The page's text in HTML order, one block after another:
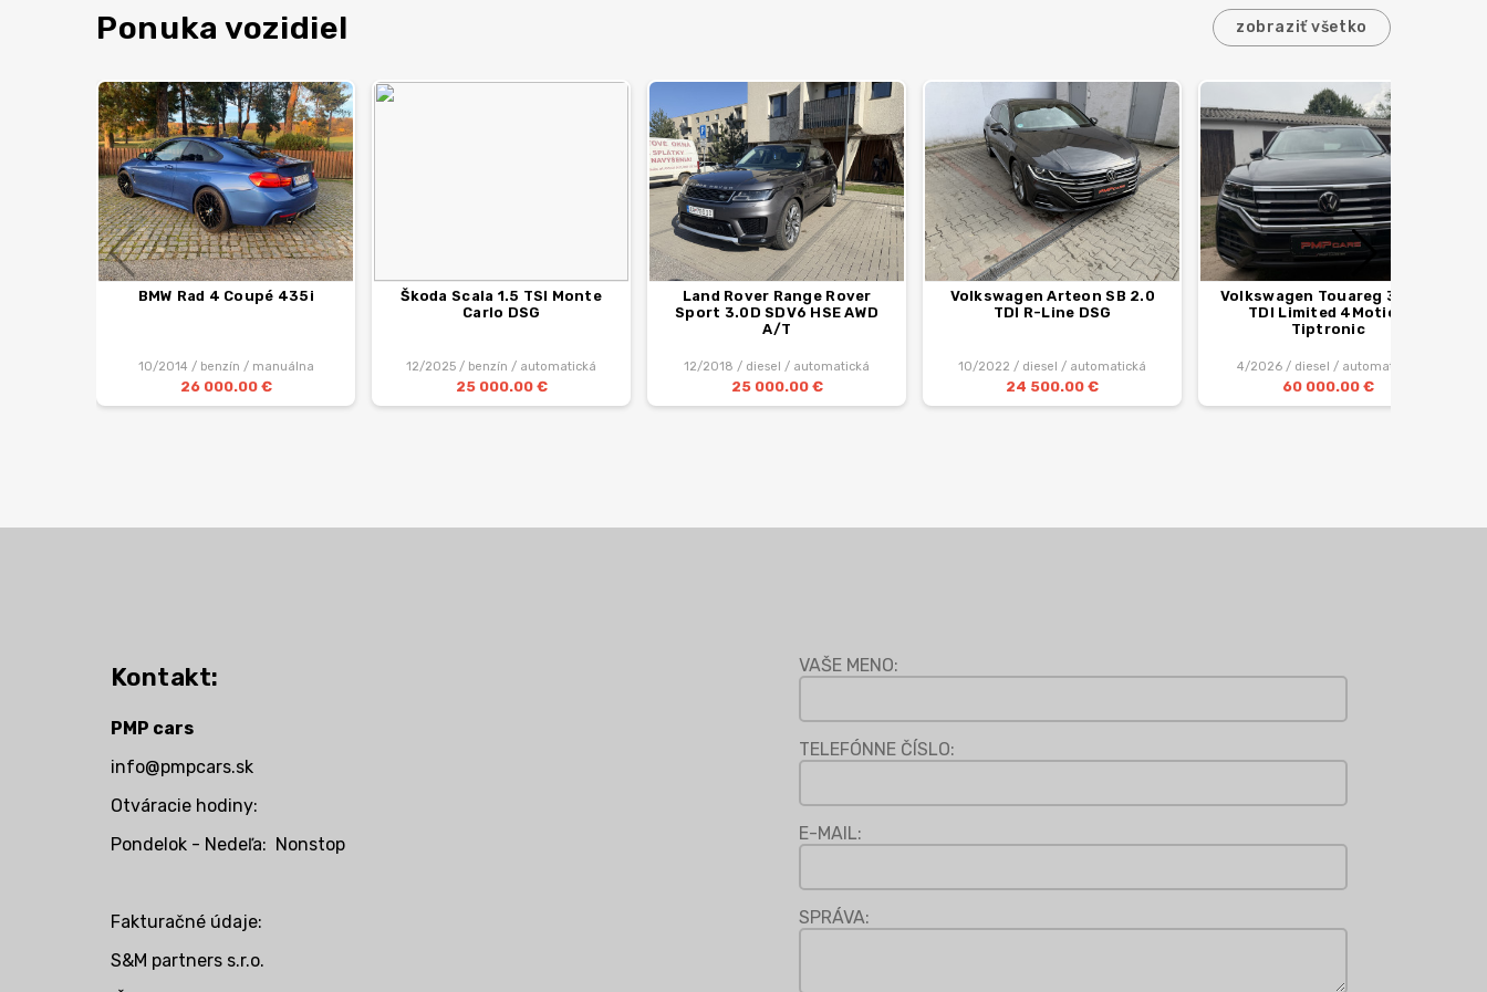
Ponuka vozidiel zobraziť všetko
BMW Rad 4 Coupé 435i
10/2014 / benzín / manuálna
26 000.00 €
Škoda Scala 1.5 TSI Monte
Carlo DSG
12/2025 / benzín / automatická
25 000.00 €
Land Rover Range Rover
Sport 3.0D SDV6 HSE AWD
A/T
12/2018 / diesel / automatická
25 000.00 €
Volkswagen Arteon SB 2.0
TDI R-Line DSG
10/2022 / diesel / automatická
24 500.00 €
Volkswagen Touareg 3.0 V6
TDI Limited 4Motion
Tiptronic
4/2026 / diesel / automatická
60 000.00 €
Kontakt:
PMP cars
info@pmpcars.sk
Otváracie hodiny:
Pondelok - Nedeľa: Nonstop
Fakturačné údaje:
S&M partners s.r.o.
VAŠE MENO:
TELEFÓNNE ČÍSLO:
E-MAIL:
SPRÁVA: